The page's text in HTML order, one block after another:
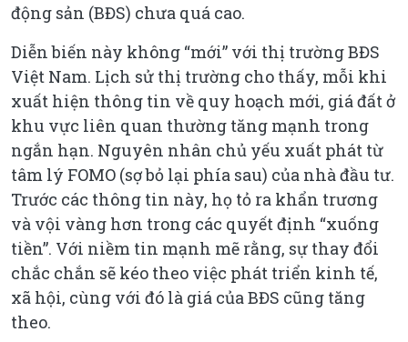
động sản (BĐS) chưa quá cao.
Diễn biến này không “mới” với thị trường BĐS
Việt Nam. Lịch sử thị trường cho thấy, mỗi khi
xuất hiện thông tin về quy hoạch mới, giá đất ở
khu vực liên quan thường tăng mạnh trong
ngắn hạn. Nguyên nhân chủ yếu xuất phát từ
tâm lý FOMO (sợ bỏ lại phía sau) của nhà đầu tư.
Trước các thông tin này, họ tỏ ra khẩn trương
và vội vàng hơn trong các quyết định “xuống
tiền”. Với niềm tin mạnh mẽ rằng, sự thay đổi
chắc chắn sẽ kéo theo việc phát triển kinh tế,
xã hội, cùng với đó là giá của BĐS cũng tăng
theo.